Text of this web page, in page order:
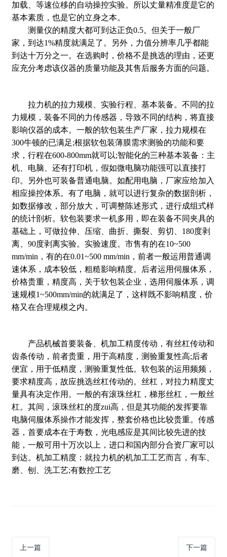
加载、等速位移的自动操控实验。所以丈量精准度是它的
基本素质，也是它的立身之本。
测量仪的精度大都可到达正负0.5。但关于一般厂
家，到达1%精度就满足了。另外，力值分辨率几乎都能
到达十万分之一。在选购时，价格不是挑选的理由，还更
应充分考虑该仪器的质量功能及其售后服务方面的问题。
拉力机的拉力规模、实验行程、基本装备。不同的拉
力规模，装备不同的力传感器，导致不同的结构，将直接
影响仪器的成本。一般的软包装生产厂家，拉力规模在
300牛顿的已满足;根据软包装薄膜需求测验的功能和要
求，行程在600-800mm就可以;智能化的三种基本装备：主
机、电脑、还有打印机，假如微电脑功能强可以直接打
印。另外也可装备普通电脑。如配用电脑，厂家应给加入
相应操控体系。有了电脑，就可以进行复杂的数据剖析，
如数据修改，部分放大，可调整陈述形式，进行成组式样
的统计剖析。软包装要求一机多用，即在装备不同夹具的
基础上，可做拉伸、压缩、曲折、撕裂、剪切、180度剥
离、90度剥离实验。实验速度。市售有的在10~500
mm/min，有的在0.01~500 mm/min，前者一般运用普通调
速体系，成本较低，粗糙影响精度。后者运用伺服体系，
价格贵重，精度高，关于软包装企业，选用伺服体系，调
速规模1~500mm/min的就满足了，这样既不影响精度，价
格又在合理规模之内。
产品机械首要装备、机加工精度传动，有丝杠传动和
齿条传动，前者贵重，用于高精度，测验重复性高;后者
便宜，用于低精度，测验重复性低。软包装的运用频频，
要求精度高，故应挑选丝杠传动的。丝杠，对拉力精度丈
量具有决定作用。一般的有滚珠丝杠，梯形丝杠，一般丝
杠。其间，滚珠丝杠的度zui高，但是其功能的发挥要靠
电脑伺服体系操作才能发挥，整套价格也比较贵重。传感
器，首要成本在于寿数，光电感应是其间比较先进的技
能，一般可用十万次以上，进口和国内部分合资厂家可以
到达。机加工精度：就拉力机的机加工工艺而言，有车、
磨、刨、洗工艺;有数控工艺
上一篇 下一篇